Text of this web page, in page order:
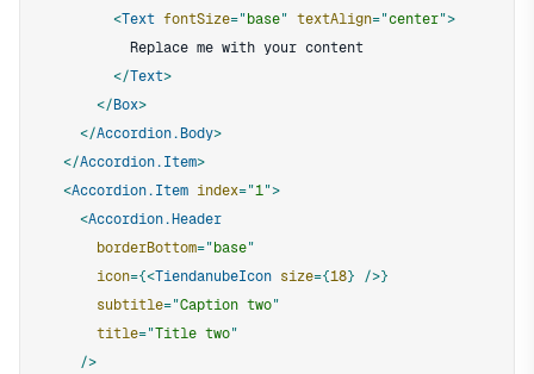
<Text fontSize="base" textAlign="center">
</Text>
</ Box>
</Accordion.Body>
</Accordion.Item>
<Accordion.Item index="1">
<Accordion.Header
borderBottom="base"
icon={<TiendanubeIcon size={18} />}
subtitle="Caption two"
title="Title two"
/>